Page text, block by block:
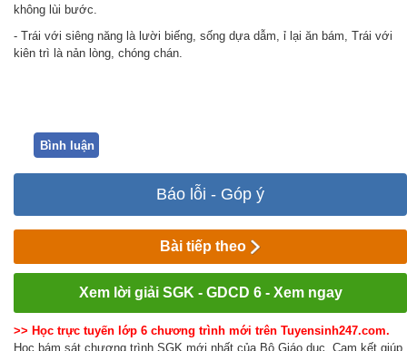
không lùi bước.
- Trái với siêng năng là lười biếng, sống dựa dẫm, ỉ lại ăn bám, Trái với
kiên trì là nản lòng, chóng chán.
Bình luận
Báo lỗi - Góp ý
Bài tiếp theo
Xem lời giải SGK - GDCD 6 - Xem ngay
>> Học trực tuyến lớp 6 chương trình mới trên Tuyensinh247.com.
Học bám sát chương trình SGK mới nhất của Bộ Giáo dục. Cam kết giúp